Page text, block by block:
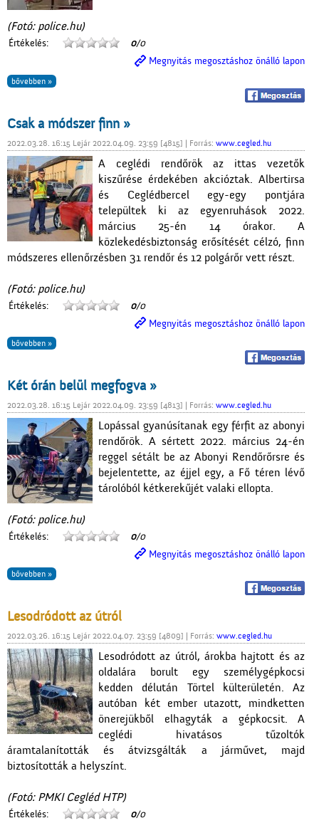
(Fotó: police.hu)
Értékelés: 0/0
Megnyitás megosztáshoz önálló lapon
bővebben »
Csak a módszer finn »
2022.03.28. 16:15 Lejár 2022.04.09. 23:59 [4815] | Forrás: www.cegled.hu
A ceglédi rendőrök az ittas vezetők
kiszűrése érdekében akcióztak. Albertirsa
és Ceglédbercel egy-egy pontjára
települtek ki az egyenruhások 2022.
március 25-én 14 órakor. A
közlekedésbiztonság erősítését célzó, finn
módszeres ellenőrzésben 31 rendőr és 12 polgárőr vett részt.
(Fotó: police.hu)
Értékelés: 0/0
Megnyitás megosztáshoz önálló lapon
bővebben »
Két órán belül megfogva »
2022.03.28. 16:15 Lejár 2022.04.09. 23:59 [4813] | Forrás: www.cegled.hu
Lopással gyanúsítanak egy férfit az abonyi
rendőrök. A sértett 2022. március 24-én
reggel sétált be az Abonyi Rendőrőrsre és
bejelentette, az éjjel egy, a Fő téren lévő
tárolóból kétkerekűjét valaki ellopta.
(Fotó: police.hu)
Értékelés: 0/0
Megnyitás megosztáshoz önálló lapon
bővebben »
Lesodródott az útról
2022.03.26. 16:15 Lejár 2022.04.07. 23:59 [4809] | Forrás: www.cegled.hu
Lesodródott az útról, árokba hajtott és az
oldalára borult egy személygépkocsi
kedden délután Törtel külterületén. Az
autóban két ember utazott, mindketten
önerejükből elhagyták a gépkocsit. A
ceglédi hivatásos tűzoltók
áramtalanították és átvizsgálták a járművet, majd
biztosították a helyszínt.
(Fotó: PMKI Cegléd HTP)
Értékelés: 0/0